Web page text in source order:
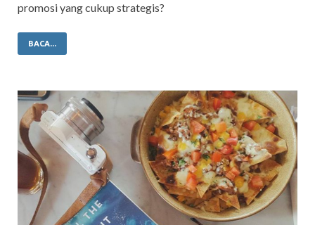
promosi yang cukup strategis?
BACA...